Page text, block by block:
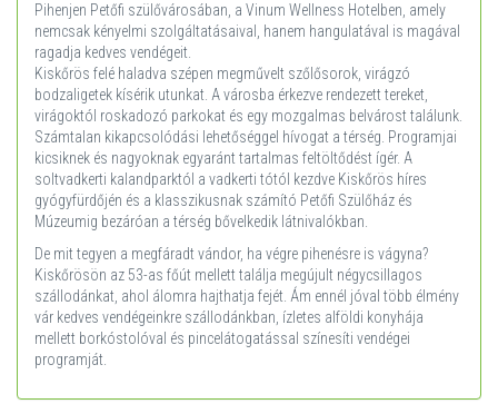
Pihenjen Petőfi szülővárosában, a Vinum Wellness Hotelben, amely
nemcsak kényelmi szolgáltatásaival, hanem hangulatával is magával
ragadja kedves vendégeit.
Kiskőrös felé haladva szépen megművelt szőlősorok, virágzó
bodzaligetek kísérik utunkat. A városba érkezve rendezett tereket,
virágoktól roskadozó parkokat és egy mozgalmas belvárost találunk.
Számtalan kikapcsolódási lehetőséggel hívogat a térség. Programjai
kicsiknek és nagyoknak egyaránt tartalmas feltöltődést ígér. A
soltvadkerti kalandparktól a vadkerti tótól kezdve Kiskőrös híres
gyógyfürdőjén és a klasszikusnak számító Petőfi Szülőház és
Múzeumig bezáróan a térség bővelkedik látnivalókban.
De mit tegyen a megfáradt vándor, ha végre pihenésre is vágyna?
Kiskőrösön az 53-as főút mellett találja megújult négycsillagos
szállodánkat, ahol álomra hajthatja fejét. Ám ennél jóval több élmény
vár kedves vendégeinkre szállodánkban, ízletes alföldi konyhája
mellett borkóstolóval és pincelátogatással színesíti vendégei
programját.